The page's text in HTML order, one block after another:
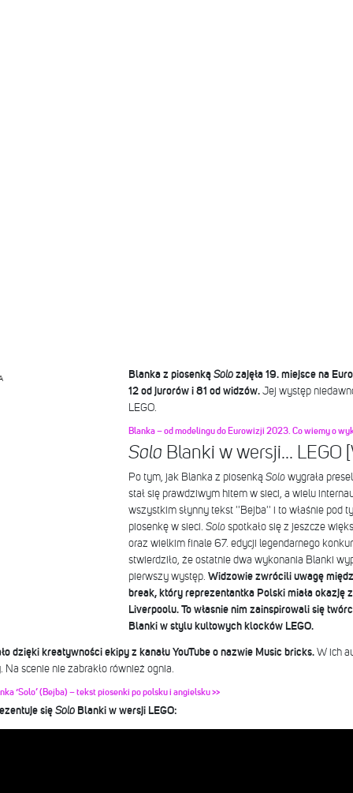
Blanka z piosenką Solozajęła 19. miejsce na
12 od jurorów i 81 od widzów.Jej występ
LEGO.
Blanka – od modelingu do Eurowizji 2023. Co wiemy o
Solo Blanki w wersji… LEGO
Po tym, jak Blanka z piosenką Solo wygrała
stał się prawdziwym hitem w sieci, a wielu
wszystkim słynny tekst ''Bejba'' i to właśnie pod
piosenkę w sieci. Solospotkało się z jeszcze
oraz wielkim finale 67. edycji legendarnego
stwierdziło, że ostatnie dwa wykonania Blanki
pierwszy występ. Widzowie zwrócili uwagę
break, który reprezentantka Polski miała okazję
Liverpoolu. To własnie nim zainspirowali się
Blanki w stylu kultowych klocków LEGO.
dzięki kreatywności ekipy z kanału YouTube o nazwie Music bricks. W ich
scenie nie zabrakło również ognia.
‘Solo’ (Bejba) – tekst piosenki po polsku i angielsku >>
się SoloBlanki w wersji LEGO: